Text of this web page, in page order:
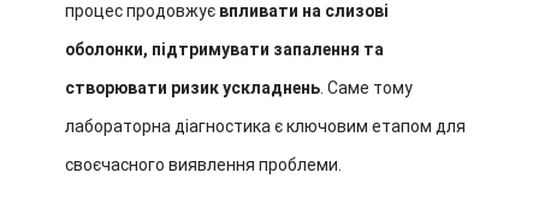
процес продовжує впливати на слизові
оболонки, підтримувати запалення та
створювати ризик ускладнень . Саме тому
лабораторна діагностика є ключовим етапом для
своєчасного виявлення проблеми.